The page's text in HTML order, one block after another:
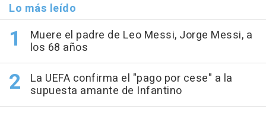
Lo más leído
Muere el padre de Leo Messi, Jorge Messi, a
los 68 años
La UEFA confirma el "pago por cese" a la
supuesta amante de Infantino